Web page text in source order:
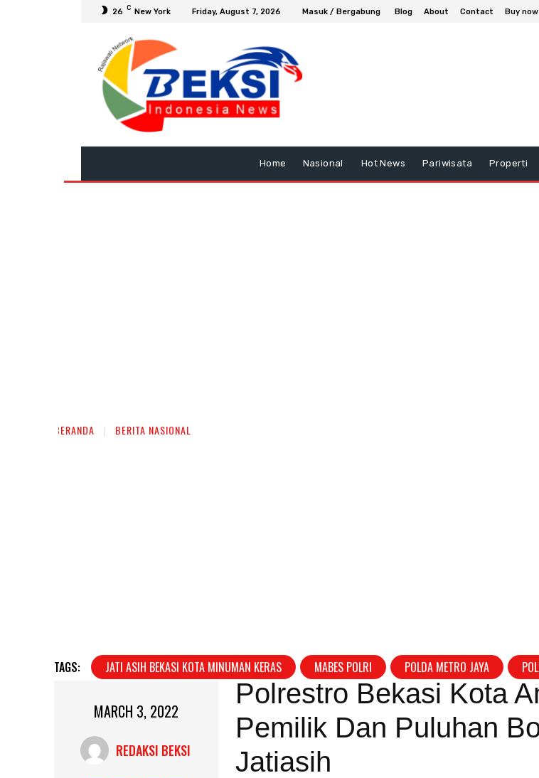
26 C New York Friday, August 7, 2026 Masuk / Bergabung Blog About Contact Buy now
Home Nasional Hot News Pariwisata Properti
BERANDA BERITA NASIONAL
TAGS: JATI ASIH BEKASI KOTA MINUMAN KERAS MABES POLRI POLDA METRO JAYA
MARCH 3, 2022
REDAKSI BEKSI
Polrestro Bekasi Kota
Pemilik Dan Puluhan
Jatiasih